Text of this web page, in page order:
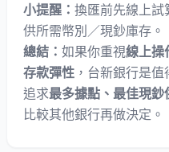
小提醒： 換匯前先線上試
供所需幣別／現鈔庫存。
總結： 如果你重視線上操
存款彈性 ，台新銀行是
追求最多據點、最佳現鈔
比較其他銀行再做決定。